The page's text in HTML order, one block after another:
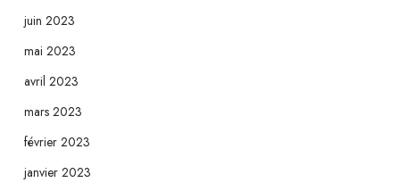
juin 2023
mai 2023
avril 2023
mars 2023
février 2023
janvier 2023